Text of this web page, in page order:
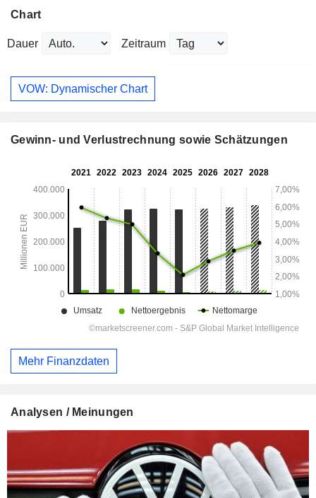
Chart
Dauer Zeitraum
VOW: Dynamischer Chart
Gewinn- und Verlustrechnung sowie Schätzungen
Mehr Finanzdaten
Analysen / Meinungen